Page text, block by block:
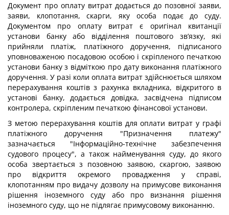
Документ про оплату витрат додається до позовної заяви,
заяви, клопотання, скарги, яку особа подає до суду.
Документом про оплату витрат є оригінал квитанції
установи банку або відділення поштового зв’язку, які
прийняли платіж, платіжного доручення, підписаного
уповноваженою посадовою особою і скріпленого печаткою
установи банку з відміткою про дату виконання платіжного
доручення. У разі коли оплата витрат здійснюється шляхом
перерахування коштів з рахунка вкладника, відкритого в
установі банку, додається довідка, засвідчена підписом
контролера, скріпленим печаткою фінансової установи.
З метою перерахування коштів для оплати витрат у графі
платіжного доручення "Призначення платежу"
зазначається "Інформаційно-технічне забезпечення
судового процесу", а також найменування суду, до якого
особа звертається з позовною заявою, скаргою, заявою
про відкриття окремого провадження у справі,
клопотанням про видачу дозволу на примусове виконання
рішення іноземного суду або про визнання рішення
іноземного суду, що не підлягає примусовому виконанню.